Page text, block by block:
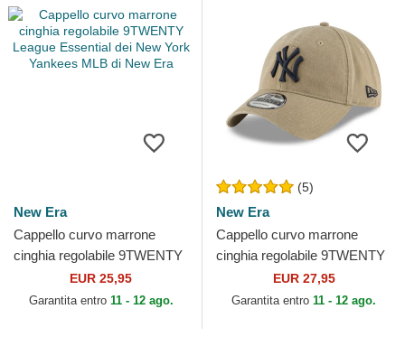
New Era
Cappello curvo marrone
cinghia regolabile 9TWENTY
League Essential dei New
York Yankees MLB di...
EUR 25,95
Garantita entro 11 - 12 ago.
(5)
New Era
Cappello curvo marrone
cinghia regolabile 9TWENTY
Core Classic dei New York
Yankees MLB di New Era
EUR 27,95
Garantita entro 11 - 12 ago.